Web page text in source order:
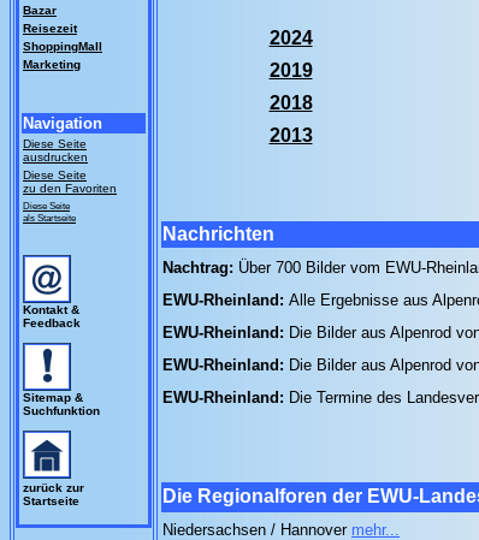
Bazar
Reisezeit
ShoppingMall
Marketing
Navigation
Diese Seite
ausdrucken
Diese Seite
zu den Favoriten
Diese Seite
als Startseite
Kontakt &
Feedback
Sitemap &
Suchfunktion
zurück zur
Startseite
2024
2019
2018
2013
Nachrichten
Nachtrag: Über 700 Bilder vom EWU-
EWU-Rheinland: Alle Ergebnisse aus
EWU-Rheinland: Die Bilder aus Alpenrod
EWU-Rheinland: Die Bilder aus Alpenrod
EWU-Rheinland: Die Termine des
Die Regionalforen der EWU-
Niedersachsen / Hannover mehr...